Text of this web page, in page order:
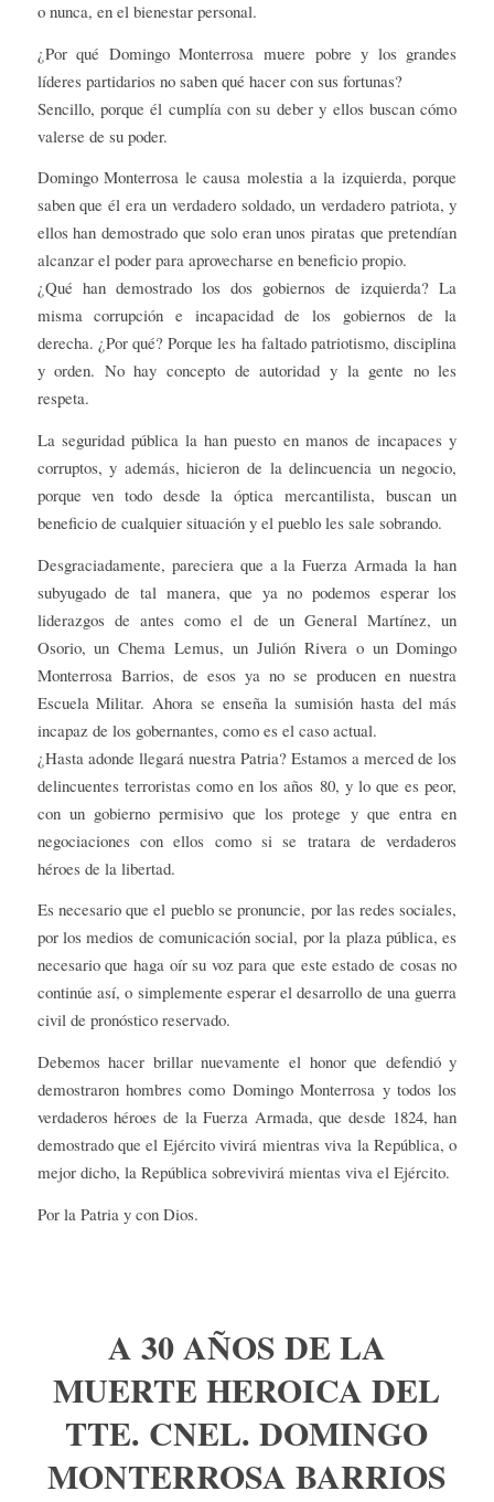
o nunca, en el bienestar personal.
¿Por qué Domingo Monterrosa muere pobre y los grandes
líderes partidarios no saben qué hacer con sus fortunas?
Sencillo, porque él cumplía con su deber y ellos buscan cómo
valerse de su poder.
Domingo Monterrosa le causa molestia a la izquierda, porque
saben que él era un verdadero soldado, un verdadero patriota, y
ellos han demostrado que solo eran unos piratas que pretendían
alcanzar el poder para aprovecharse en beneficio propio.
¿Qué han demostrado los dos gobiernos de izquierda? La
misma corrupción e incapacidad de los gobiernos de la
derecha. ¿Por qué? Porque les ha faltado patriotismo, disciplina
y orden. No hay concepto de autoridad y la gente no les
respeta.
La seguridad pública la han puesto en manos de incapaces y
corruptos, y además, hicieron de la delincuencia un negocio,
porque ven todo desde la óptica mercantilista, buscan un
beneficio de cualquier situación y el pueblo les sale sobrando.
Desgraciadamente, pareciera que a la Fuerza Armada la han
subyugado de tal manera, que ya no podemos esperar los
liderazgos de antes como el de un General Martínez, un
Osorio, un Chema Lemus, un Julión Rivera o un Domingo
Monterrosa Barrios, de esos ya no se producen en nuestra
Escuela Militar. Ahora se enseña la sumisión hasta del más
incapaz de los gobernantes, como es el caso actual.
¿Hasta adonde llegará nuestra Patria? Estamos a merced de los
delincuentes terroristas como en los años 80, y lo que es peor,
con un gobierno permisivo que los protege y que entra en
negociaciones con ellos como si se tratara de verdaderos
héroes de la libertad.
Es necesario que el pueblo se pronuncie, por las redes sociales,
por los medios de comunicación social, por la plaza pública, es
necesario que haga oír su voz para que este estado de cosas no
continúe así, o simplemente esperar el desarrollo de una guerra
civil de pronóstico reservado.
Debemos hacer brillar nuevamente el honor que defendió y
demostraron hombres como Domingo Monterrosa y todos los
verdaderos héroes de la Fuerza Armada, que desde 1824, han
demostrado que el Ejército vivirá mientras viva la República, o
mejor dicho, la República sobrevivirá mientas viva el Ejército.
Por la Patria y con Dios.
A 30 AÑOS DE LA
MUERTE HEROICA DEL
TTE. CNEL. DOMINGO
MONTERROSA BARRIOS